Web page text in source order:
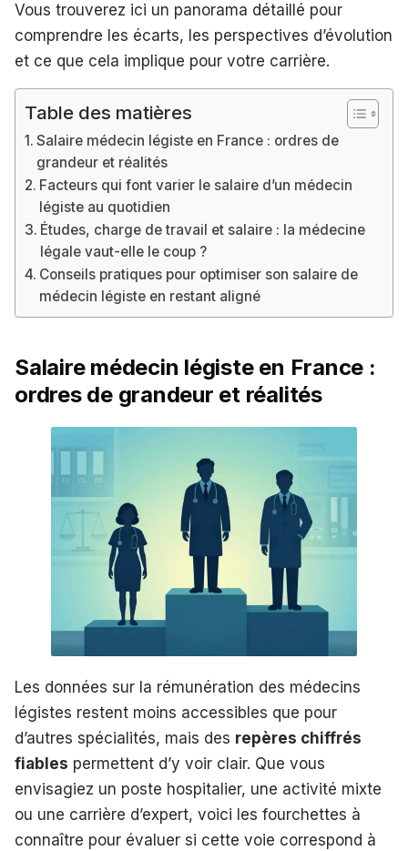
Vous trouverez ici un panorama détaillé pour
comprendre les écarts, les perspectives d’évolution
et ce que cela implique pour votre carrière.
Table des matières
Salaire médecin légiste en France : ordres de
grandeur et réalités
Facteurs qui font varier le salaire d’un médecin
légiste au quotidien
Études, charge de travail et salaire : la médecine
légale vaut-elle le coup ?
Conseils pratiques pour optimiser son salaire de
médecin légiste en restant aligné
Salaire médecin légiste en France :
ordres de grandeur et réalités
Les données sur la rémunération des médecins
légistes restent moins accessibles que pour
d’autres spécialités, mais des repères chiffrés
fiables permettent d’y voir clair. Que vous
envisagiez un poste hospitalier, une activité mixte
ou une carrière d’expert, voici les fourchettes à
connaître pour évaluer si cette voie correspond à